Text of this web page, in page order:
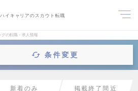
イキャリアのスカウト転職
グの転職・求人情報
条件変更
新着のみ 掲載終了間近